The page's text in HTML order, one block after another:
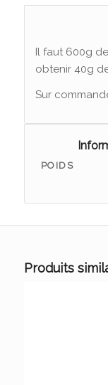
Il faut 600g
obtenir 40g
Sur
POIDS
Produits